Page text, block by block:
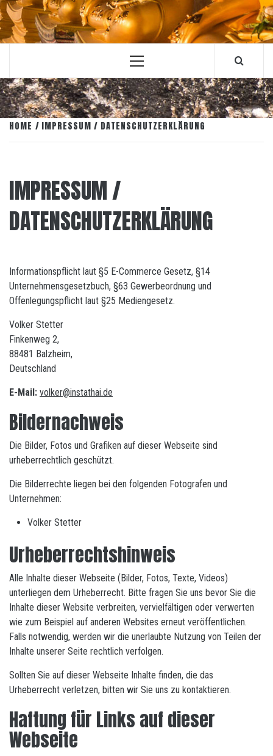
Primary
HOME IMPRESSUM / DATENSCHUTZERKLÄRUNG
IMPRESSUM /
DATENSCHUTZERKLÄRUNG
Informationspflicht laut §5 E-Commerce Gesetz, §14
Unternehmensgesetzbuch, §63 Gewerbeordnung und
Offenlegungspflicht laut §25 Mediengesetz.
Volker Stetter
Finkenweg 2,
88481 Balzheim,
Deutschland
E-Mail: volker@instathai.de
Bildernachweis
Die Bilder, Fotos und Grafiken auf dieser Webseite sind
urheberrechtlich geschützt.
Die Bilderrechte liegen bei den folgenden Fotografen und
Unternehmen:
Volker Stetter
Urheberrechtshinweis
Alle Inhalte dieser Webseite (Bilder, Fotos, Texte, Videos)
unterliegen dem Urheberrecht. Bitte fragen Sie uns bevor Sie die
Inhalte dieser Website verbreiten, vervielfältigen oder verwerten
wie zum Beispiel auf anderen Websites erneut veröffentlichen.
Falls notwendig, werden wir die unerlaubte Nutzung von Teilen der
Inhalte unserer Seite rechtlich verfolgen.
Sollten Sie auf dieser Webseite Inhalte finden, die das
Urheberrecht verletzen, bitten wir Sie uns zu kontaktieren.
Haftung für Links auf dieser
Webseite